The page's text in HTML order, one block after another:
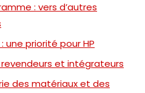
: vers d’autres
une priorité pour HP
et intégrateurs
des matériaux et des